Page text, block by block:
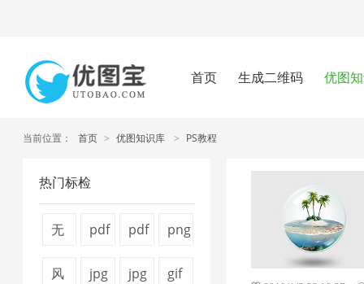
首页 生成二维码 优图
当前位置： 首页 > 优图知识库 > PS教程
热门标检
无
pdf
pdf
png
风
jpg
jpg
gif